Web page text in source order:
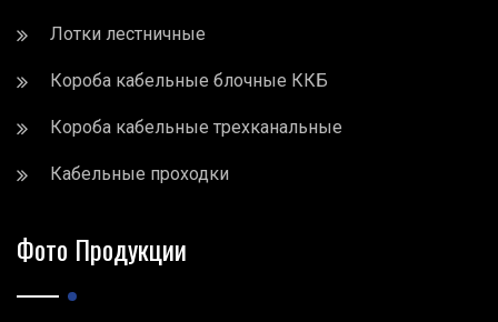
Лотки лестничные
Короба кабельные блочные ККБ
Короба кабельные трехканальные
Кабельные проходки
Фото Продукции